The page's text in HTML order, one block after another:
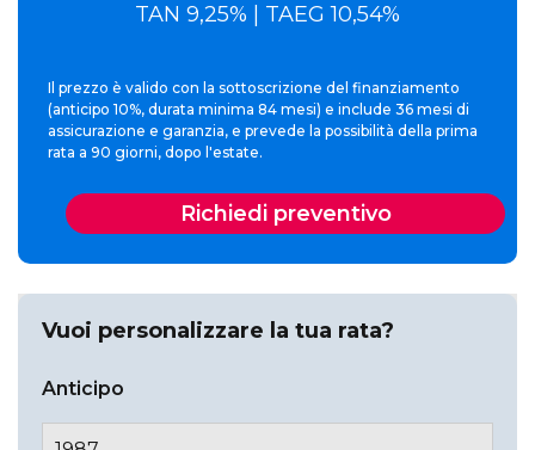
TAN 9,25% | TAEG 10,54%
Il prezzo è valido con la sottoscrizione del finanziamento
(anticipo 10%, durata minima 84 mesi) e include 36 mesi di
assicurazione e garanzia, e prevede la possibilità della prima
rata a 90 giorni, dopo l'estate.
Richiedi preventivo
Vuoi personalizzare la tua rata?
Anticipo